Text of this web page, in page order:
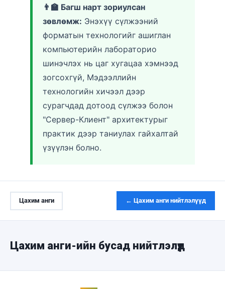
👨‍🏫 Багш нарт зориулсан
зөвлөмж: Энэхүү сүлжээний
форматын технологийг ашиглан
компьютерийн лабораторио
шинэчлэх нь цаг хугацаа хэмнээд
зогсохгүй, Мэдээллийн
технологийн хичээл дээр
сурагчдад дотоод сүлжээ болон
"Сервер-Клиент" архитектурыг
практик дээр таниулах гайхалтай
үзүүлэн болно.
Цахим анги ← Цахим анги нийтлэлүүд
Цахим анги-ийн бусад нийтлэлүүд